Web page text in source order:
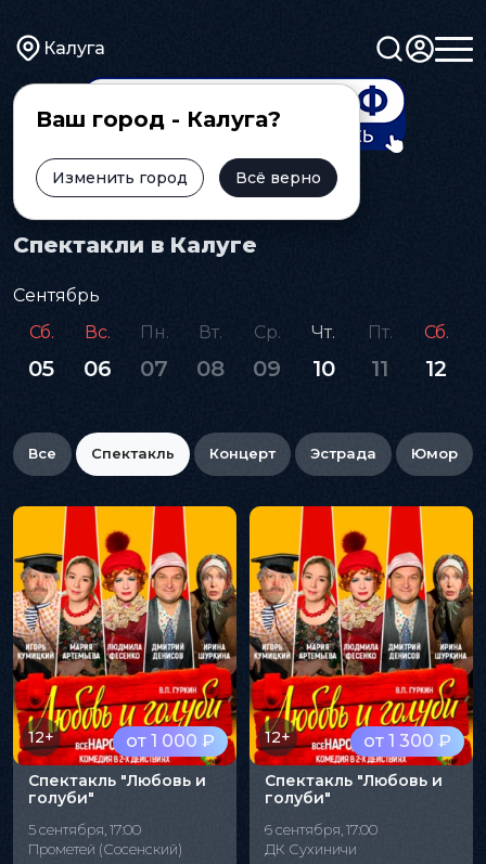
Калуга
Ваш город - Калуга?
Изменить город Всё верно
Главная Афиша Спектакль
Спектакли в Калуге
Сентябрь
Сб.
05
Вс.
06
Пн.
07
Вт.
08
Ср.
09
Чт.
10
Пт.
11
Сб.
12
Все Спектакль Концерт Эстрада Юмор
от 1 000 ₽
12+
Спектакль "Любовь и
голуби"
5 сентября, 17:00
Прометей (Сосенский)
от 1 300 ₽
12+
Спектакль "Любовь и
голуби"
6 сентября, 17:00
ДК Сухиничи